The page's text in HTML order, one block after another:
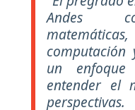
Andes
un enfoque
entender el